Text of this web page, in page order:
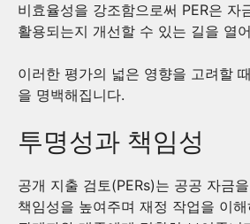
비효율성을 강조함으로써 PER은 자
활용되는지 개선할 수 있는 길을 열
이러한 평가의 넓은 영향을 고려할
을 명백해집니다.
투명성과 책임성
공개 지출 검토(PERs)는 공공 자금
책임성을 높여주며 재정 작업을 이